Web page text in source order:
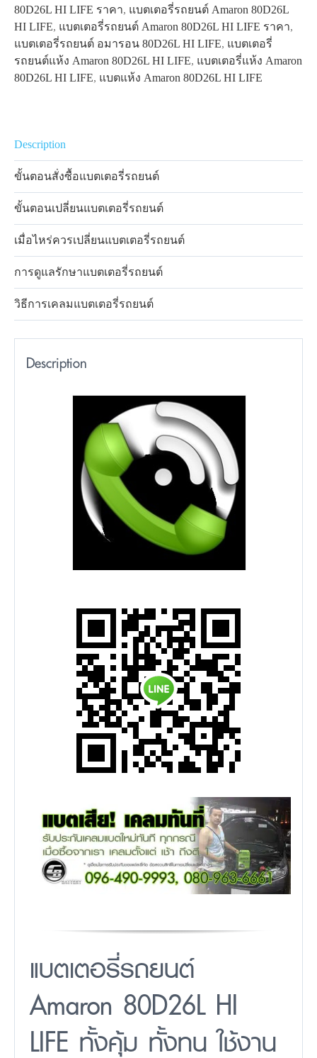
80D26L HI LIFE ราคา, แบตเตอรี่รถยนต์ Amaron 80D26L
HI LIFE, แบตเตอรี่รถยนต์ Amaron 80D26L HI LIFE ราคา,
แบตเตอรี่รถยนต์ อมารอน 80D26L HI LIFE, แบตเตอรี่
รถยนต์แห้ง Amaron 80D26L HI LIFE, แบตเตอรี่แห้ง Amaron
80D26L HI LIFE, แบตแห้ง Amaron 80D26L HI LIFE
Description
ขั้นตอนสั่งซื้อแบตเตอรี่รถยนต์
ขั้นตอนเปลี่ยนแบตเตอรี่รถยนต์
เมื่อไหร่ควรเปลี่ยนแบตเตอรี่รถยนต์
การดูแลรักษาแบตเตอรี่รถยนต์
วิธีการเคลมแบตเตอรี่รถยนต์
Description
แบตเตอรี่รถยนต์
Amaron 80D26L HI
LIFE ทั้งคุ้ม ทั้งทน ใช้งาน